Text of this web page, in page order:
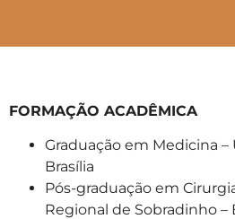
FORMAÇÃO ACADÊMICA
Graduação em Medicina
Brasília
Pós-graduação em
Regional de Sobradinho –